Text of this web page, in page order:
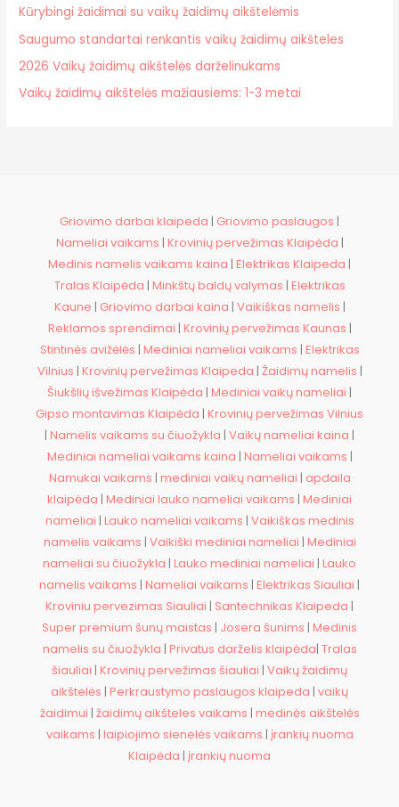
Kūrybingi žaidimai su vaikų žaidimų aikštelėmis
Saugumo standartai renkantis vaikų žaidimų aikšteles
2026 Vaikų žaidimų aikštelės darželinukams
Vaikų žaidimų aikštelės mažiausiems: 1-3 metai
Griovimo darbai klaipeda | Griovimo paslaugos |
Nameliai vaikams | Krovinių pervežimas Klaipėda |
Medinis namelis vaikams kaina | Elektrikas Klaipeda |
Tralas Klaipėda | Minkštų baldų valymas | Elektrikas
Kaune | Griovimo darbai kaina | Vaikiškas namelis |
Reklamos sprendimai | Krovinių pervežimas Kaunas |
Stintinės avižėlės | Mediniai nameliai vaikams | Elektrikas
Vilnius | Krovinių pervežimas Klaipeda | Žaidimų namelis |
Šiukšlių išvežimas Klaipėda | Mediniai vaikų nameliai |
Gipso montavimas Klaipėda | Krovinių pervežimas Vilnius
| Namelis vaikams su čiuožykla | Vaikų nameliai kaina |
Mediniai nameliai vaikams kaina | Nameliai vaikams |
Namukai vaikams | mediniai vaikų nameliai | apdaila
klaipėda | Mediniai lauko nameliai vaikams | Mediniai
nameliai | Lauko nameliai vaikams | Vaikiškas medinis
namelis vaikams | Vaikiški mediniai nameliai | Mediniai
nameliai su čiuožykla | Lauko mediniai nameliai | Lauko
namelis vaikams | Nameliai vaikams | Elektrikas Siauliai |
Kroviniu pervezimas Siauliai | Santechnikas Klaipeda |
Super premium šunų maistas | Josera šunims | Medinis
namelis su čiuožykla | Privatus darželis klaipėda| Tralas
šiauliai | Krovinių pervežimas šiauliai | Vaikų žaidimų
aikštelės | Perkraustymo paslaugos klaipeda | vaikų
žaidimui | žaidimų aikšteles vaikams | medinės aikštelės
vaikams | laipiojimo sienelės vaikams | įrankių nuoma
Klaipėda | įrankių nuoma